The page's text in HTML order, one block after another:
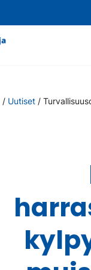
/ Uutiset/